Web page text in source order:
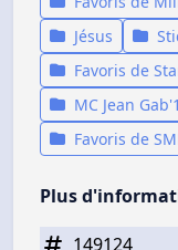
Jésus
Favoris de
MC Jean Gab'1
Favoris de
Plus
149124